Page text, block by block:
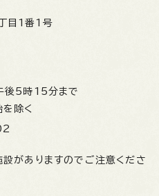
目1番1号
後5時15分まで
を除く
がありますのでご注意くださ